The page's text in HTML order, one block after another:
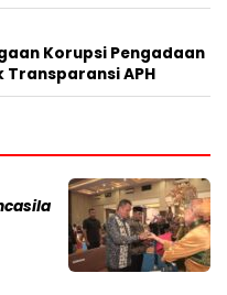
Korupsi Pengadaan
Transparansi APH